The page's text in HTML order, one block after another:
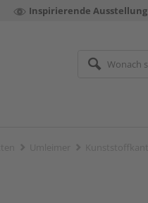
Inspirierende Ausstellung